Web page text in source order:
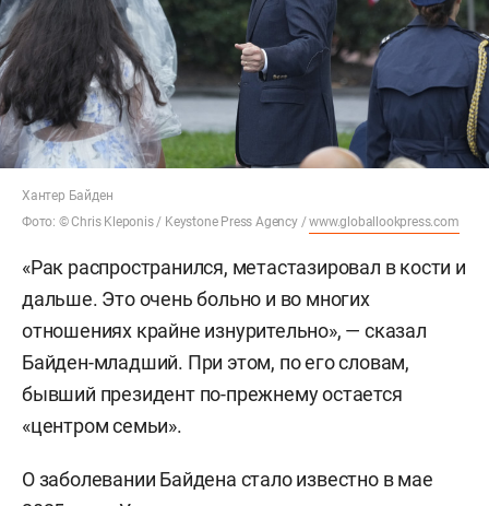
Хантер Байден
Фото: © Chris Kleponis / Keystone Press Agency /www.globallookpress.com
«Рак распространился, метастазировал в кости и
дальше. Это очень больно и во многих
отношениях крайне изнурительно», — сказал
Байден-младший. При этом, по его словам,
бывший президент по-прежнему остается
«центром семьи».
О заболевании Байдена стало известно в мае